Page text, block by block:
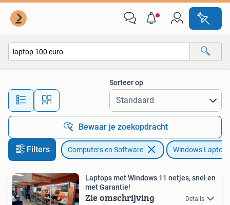
Alle afstanden…
Sorteer op
Bewaar je zoekopdracht
Filters Computers en Software Windows Laptops
Laptops met Windows 11 netjes, snel en
met Garantie!
Zie omschrijving Details